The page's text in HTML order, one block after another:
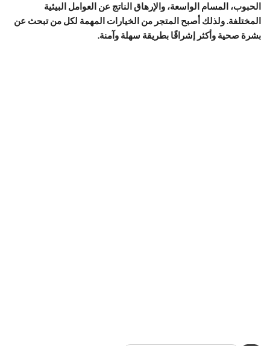
الحبوب، المسام الواسعة، والإرهاق الناتج عن العوامل البيئية
المختلفة. ولذلك أصبح المتجر من الخيارات المهمة لكل من تبحث عن
بشرة صحية وأكثر إشراقًا بطريقة سهلة وآمنة.